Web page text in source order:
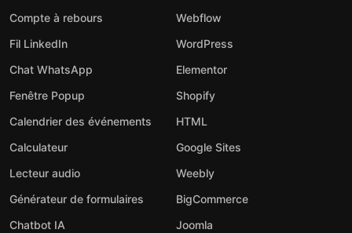
Compte à rebours
Fil LinkedIn
Chat WhatsApp
Fenêtre Popup
Calendrier des événements
Calculateur
Lecteur audio
Générateur de formulaires
Chatbot IA
Webflow
WordPress
Elementor
Shopify
HTML
Google Sites
Weebly
BigCommerce
Joomla